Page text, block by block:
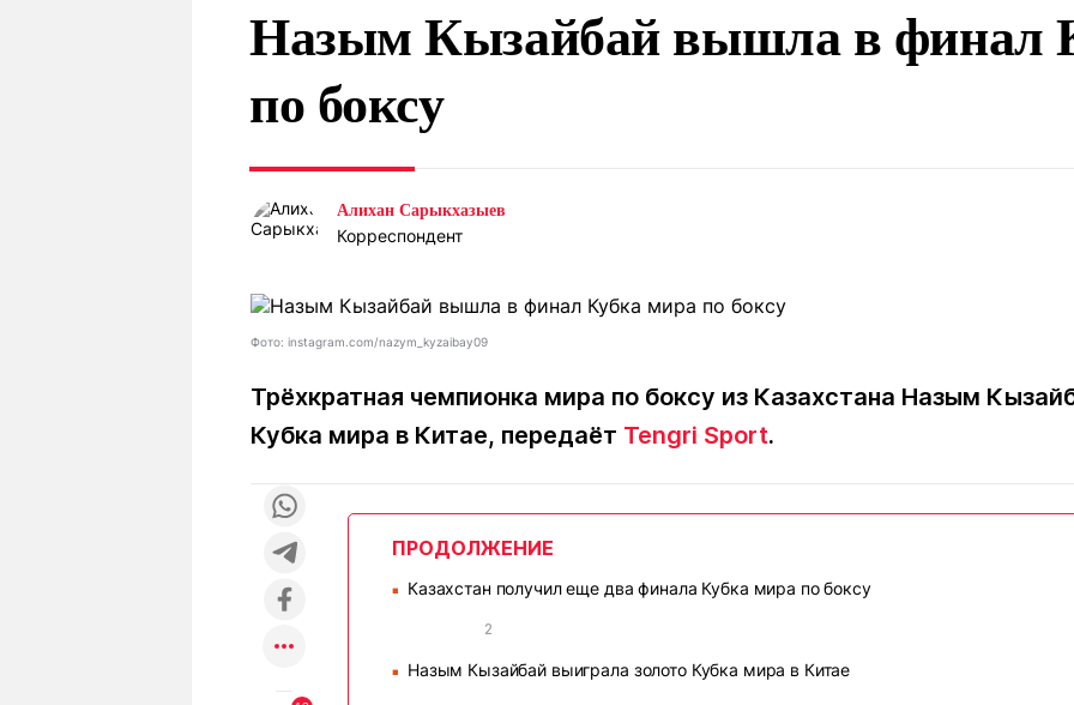
Погода
Рейтинги
Гороскопы
О проекте Контакты редакции Вакансии
Редакция
+7 (777) 001 44 99
Реклама
+7 (700) 3 888 188
Назым Кызайбай вышла в финал
по боксу
Алихан Сарыкхазыев
Корреспондент
Фото: instagram.com/nazym_kyzaibay09
Трёхкратная чемпионка мира по боксу из Казахстана Назым
Кубка мира в Китае, передаёт Tengri Sport.
ПРОДОЛЖЕНИЕ
■ Казахстан получил еще два финала Кубка мира по боксу
2
■ Назым Кызайбай выиграла золото Кубка мира в Китае